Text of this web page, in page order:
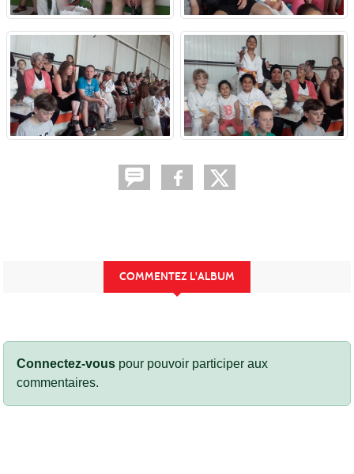
COMMENTEZ L'ALBUM
Connectez-vous pour pouvoir participer aux
commentaires.